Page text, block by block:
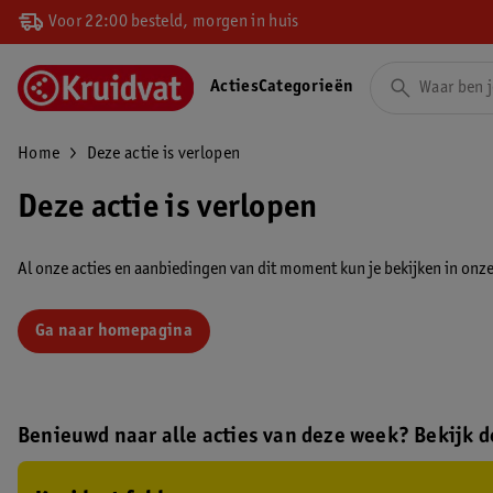
Voor 22:00 besteld, morgen in huis
ActiesCategorieën
Home Deze actie is verlopen
Deze actie is verlopen
Al onze acties en aanbiedingen van dit moment kun je bekijken in
Ga naar homepagina
Benieuwd naar alle acties van deze week? Bekijk